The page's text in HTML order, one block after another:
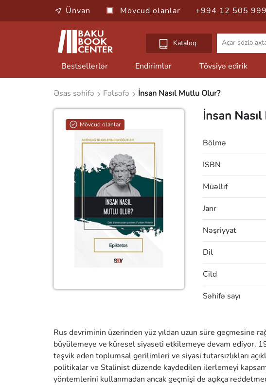
Ünvan Mövcud olanlar +994 12 505
Kataloq
Bestsellerlər Endirimlər Tövsiyə edirik
Əsas səhifə Fəlsəfə İnsan Nasıl Mutlu Olur?
Mövcud olanlar
İnsan
Bölmə
ISBN
Müəllif
Janr
Nəşriyyat
Dil
Cild
Səhifə sayı
Rus devriminin üzerinden yüz yıldan uzun süre geçmesine
büyülemeye ve küresel siyaseti etkilemeye devam ediyor.
teşvik eden toplumsal gerilimleri ve siyasi tutarsızlıkları
politikalar ve Stalinist düzende kaydedilen ilerlemeyi
yöntemlerini kullanmadan ancak geçmişi de açıkça